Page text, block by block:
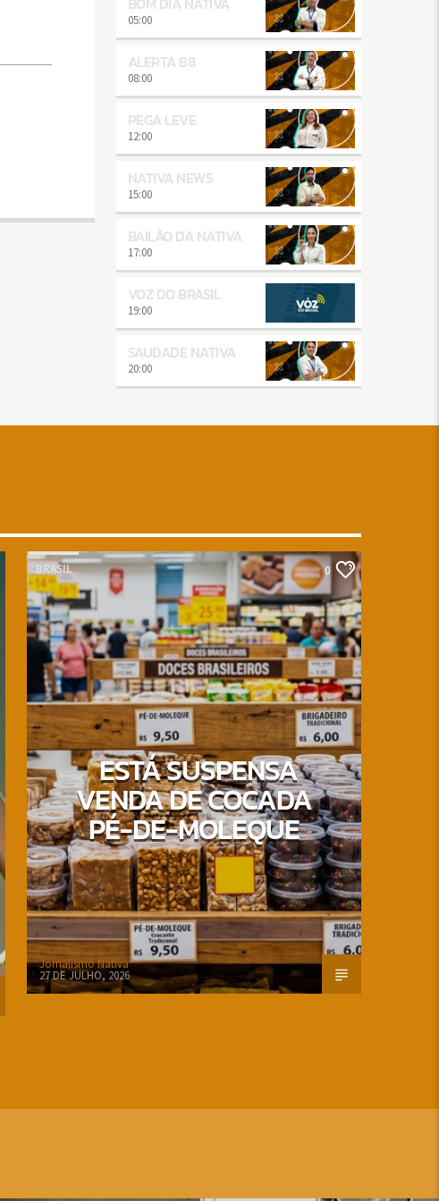
05:00
ALERTA 88
08:00
PEGA LEVE
12:00
NATIVA NEWS
15:00
BAILÃO DA NATIVA
17:00
VOZ DO BRASIL
19:00
SAUDADE NATIVA
20:00
BRASIL 0
ESTÁ SUSPENSA
VENDA DE COCADA
PÉ-DE-MOLEQUE
Jornalismo Nativa
27 DE JULHO, 2026